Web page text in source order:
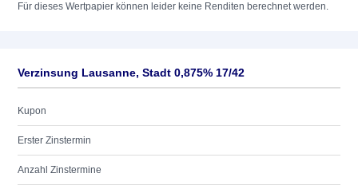
Für dieses Wertpapier können leider keine Renditen berechnet werden.
Verzinsung Lausanne, Stadt 0,875% 17/42
Kupon
Erster Zinstermin
Anzahl Zinstermine